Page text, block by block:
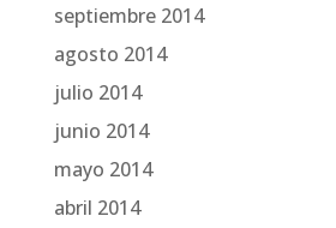
septiembre 2014
agosto 2014
julio 2014
junio 2014
mayo 2014
abril 2014